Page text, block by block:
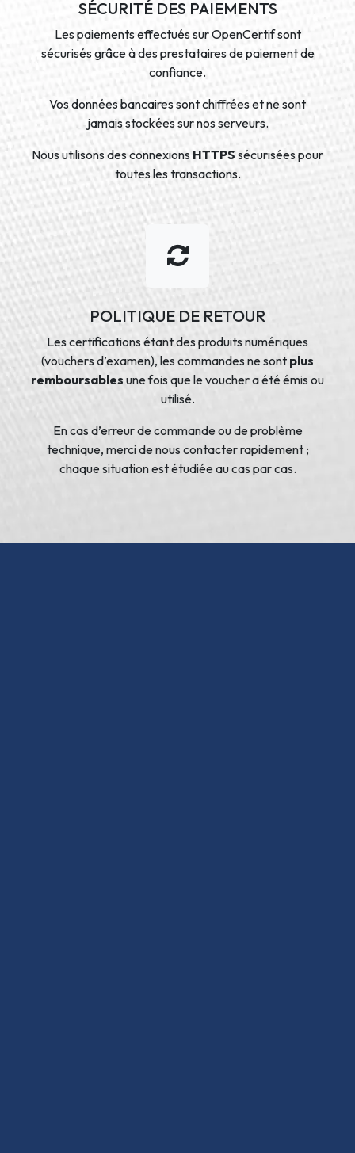
SÉCURITÉ DES PAIEMENTS
Les paiements effectués sur OpenCertif sont
sécurisés grâce à des prestataires de paiement de
confiance.
Vos données bancaires sont chiffrées et ne sont
jamais stockées sur nos serveurs.
Nous utilisons des connexions HTTPS sécurisées pour
toutes les transactions.
POLITIQUE DE RETOUR
Les certifications étant des produits numériques
(vouchers d’examen), les commandes ne sont plus
remboursables une fois que le voucher a été émis ou
utilisé.
En cas d’erreur de commande ou de problème
technique, merci de nous contacter rapidement ;
chaque situation est étudiée au cas par cas.